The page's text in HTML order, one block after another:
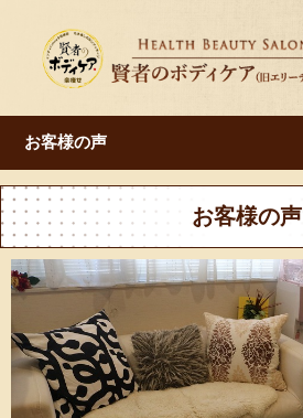
お客様の声
お客様の声